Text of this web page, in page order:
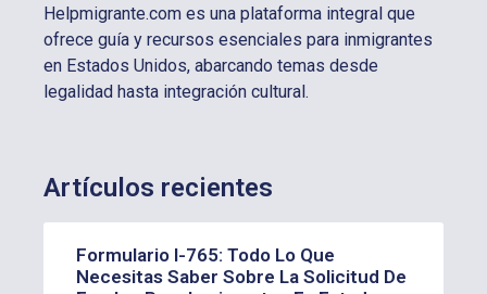
Helpmigrante.com es una plataforma integral que
ofrece guía y recursos esenciales para inmigrantes
en Estados Unidos, abarcando temas desde
legalidad hasta integración cultural.
Artículos recientes
Formulario I-765: Todo Lo Que
Necesitas Saber Sobre La Solicitud De